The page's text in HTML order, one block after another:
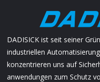
DADISICK ist seit seiner
industriellen
konzentrieren uns auf
anwendungen zum Schutz